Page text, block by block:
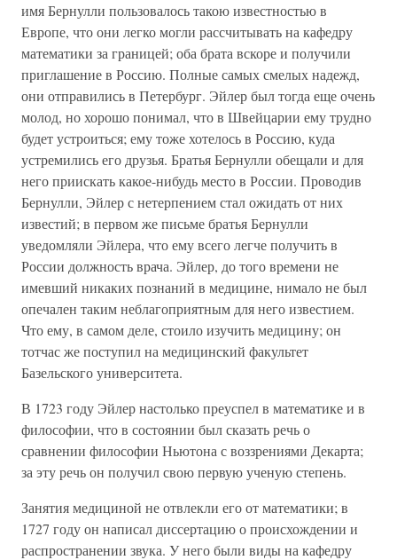
имя Бернулли пользовалось такою известностью в
Европе, что они легко могли рассчитывать на кафедру
математики за границей; оба брата вскоре и получили
приглашение в Россию. Полные самых смелых надежд,
они отправились в Петербург. Эйлер был тогда еще очень
молод, но хорошо понимал, что в Швейцарии ему трудно
будет устроиться; ему тоже хотелось в Россию, куда
устремились его друзья. Братья Бернулли обещали и для
него приискать какое-нибудь место в России. Проводив
Бернулли, Эйлер с нетерпением стал ожидать от них
известий; в первом же письме братья Бернулли
уведомляли Эйлера, что ему всего легче получить в
России должность врача. Эйлер, до того времени не
имевший никаких познаний в медицине, нимало не был
опечален таким неблагоприятным для него известием.
Что ему, в самом деле, стоило изучить медицину; он
тотчас же поступил на медицинский факультет
Базельского университета.
В 1723 году Эйлер настолько преуспел в математике и в
философии, что в состоянии был сказать речь о
сравнении философии Ньютона с воззрениями Декарта;
за эту речь он получил свою первую ученую степень.
Занятия медициной не отвлекли его от математики; в
1727 году он написал диссертацию о происхождении и
распространении звука. У него были виды на кафедру